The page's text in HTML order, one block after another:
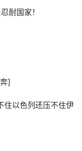
耐国家！
]
住以色列还压不住伊